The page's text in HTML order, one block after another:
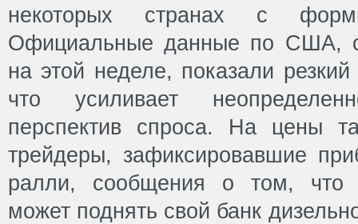
некоторых странах с
Официальные данные по США,
на этой неделе, показали
что усиливает
перспектив спроса. На цены
трейдеры, зафиксировавшие
ралли, сообщения о том, что
может поднять свой банк